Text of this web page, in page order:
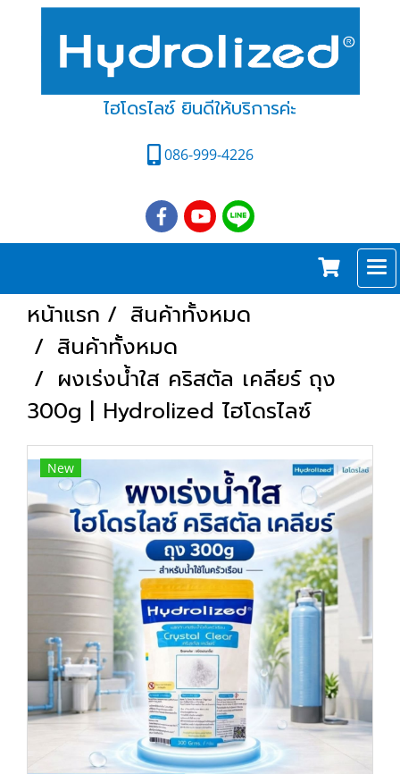
ไฮโดรไลซ์ ยินดีให้บริการค่ะ
086-999-4226
หน้าแรก
สินค้าทั้งหมด
สินค้าทั้งหมด
ผงเร่งน้ำใส คริสตัล เคลียร์ ถุง
300g | Hydrolized ไฮโดรไลซ์
New